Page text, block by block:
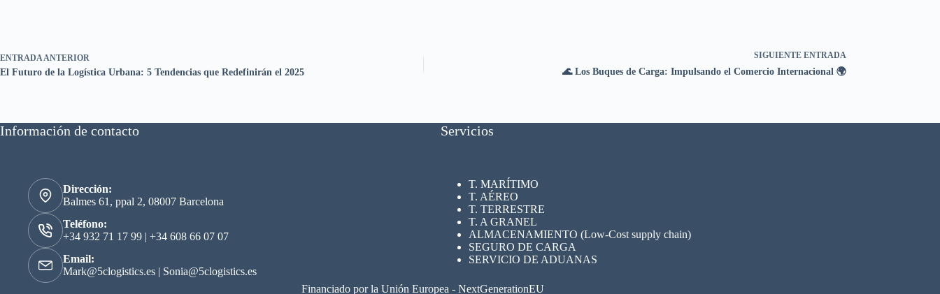
ENTRADAANTERIOR
El Futuro de la Logística Urbana: 5 Tendencias que Redefinirán el 2025
SIGUIENTE ENTRADA
🌊 Los Buques de Carga: Impulsando el Comercio Internacional 🌍
Información de contacto
Dirección:
Balmes 61, ppal 2, 08007 Barcelona
Teléfono:
+34 932 71 17 99 | +34 608 66 07 07
Email:
Mark@5clogistics.es | Sonia@5clogistics.es
Servicios
T. MARÍTIMO
T. AÉREO
T. TERRESTRE
T. A GRANEL
ALMACENAMIENTO (Low-Cost supply chain)
SEGURO DE CARGA
SERVICIO DE ADUANAS
Financiado por la Unión Europea - NextGenerationEU